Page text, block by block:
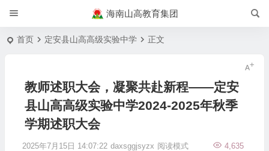
海南山高教育集团
首页 定安县山高高级实验中学 正文
教师述职大会，凝聚共赴新程——定安
县山高高级实验中学2024-2025年秋季
学期述职大会
2025年7月15日 14:07:22 daxsggjsyzx 4,635
阅读模式